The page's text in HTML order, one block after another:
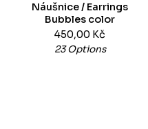
Náušnice / Earrings
Bubbles color
450,00 Kč
23 Options